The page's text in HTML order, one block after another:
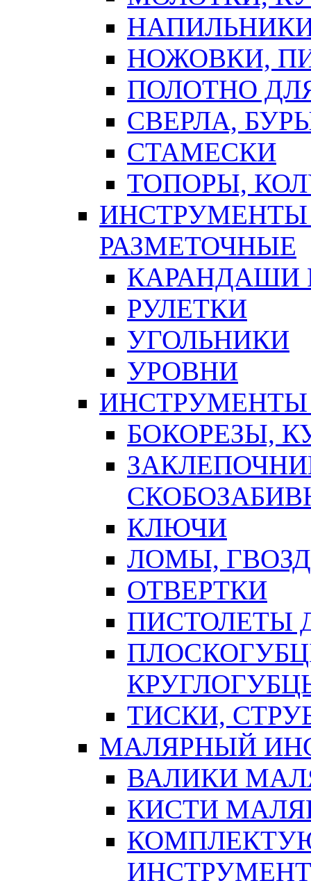
НОЖОВКИ,
ПОЛОТНО
СВЕРЛА,
СТАМЕСКИ
ТОПОРЫ,
ИНСТРУМЕНТЫ
РАЗМЕТОЧНЫЕ
КАРАНДАШИ
РУЛЕТКИ
УГОЛЬНИКИ
УРОВНИ
БОКОРЕЗЫ,
КЛЮЧИ
ЛОМЫ,
ОТВЕРТКИ
ПИСТОЛЕТЫ
ТИСКИ,
МАЛЯРНЫЙ
ВАЛИКИ
КИСТИ